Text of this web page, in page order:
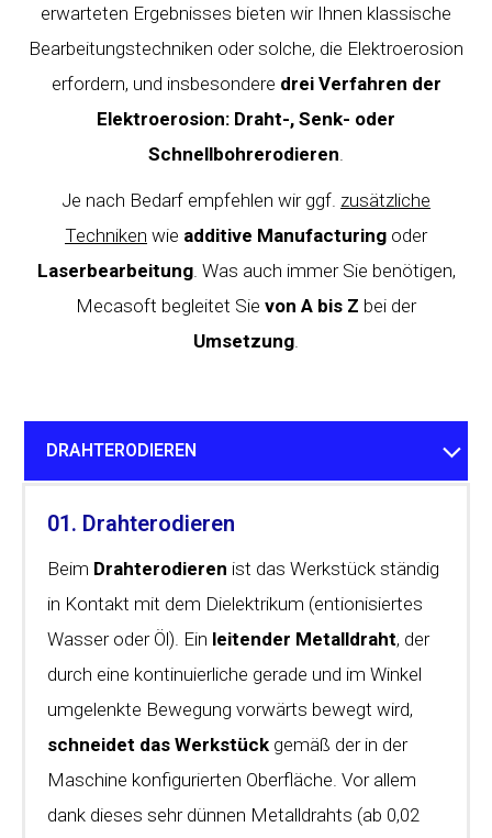
erwarteten Ergebnisses bieten wir Ihnen klassische
Bearbeitungstechniken oder solche, die Elektroerosion
erfordern, und insbesondere drei Verfahren der
Elektroerosion: Draht-, Senk- oder
Schnellbohrerodieren.
Je nach Bedarf empfehlen wir ggf. zusätzliche
Techniken wie additive Manufacturing oder
Laserbearbeitung. Was auch immer Sie benötigen,
Mecasoft begleitet Sie von A bis Z bei der
Umsetzung.
DRAHTERODIEREN
01. Drahterodieren
Beim Drahterodieren ist das Werkstück ständig
in Kontakt mit dem Dielektrikum (entionisiertes
Wasser oder Öl). Ein leitender Metalldraht, der
durch eine kontinuierliche gerade und im Winkel
umgelenkte Bewegung vorwärts bewegt wird,
schneidet das Werkstück gemäß der in der
Maschine konfigurierten Oberfläche. Vor allem
dank dieses sehr dünnen Metalldrahts (ab 0,02